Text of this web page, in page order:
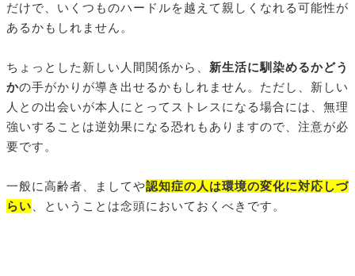
だけで、いくつものハードルを越えて親しくなれる可能性が
あるかもしれません。
ちょっとした新しい人間関係から、 新生活に馴染めるかどう
かの手がかりが導き出せるかもしれません。ただし、新しい
人との出会いが本人にとってストレスになる場合には、無理
強いすることは逆効果になる恐れもありますので、注意が必
要です。
一般に高齢者、ましてや認知症の人は環境の変化に対応しづ
らい 、ということは念頭においておくべきです。